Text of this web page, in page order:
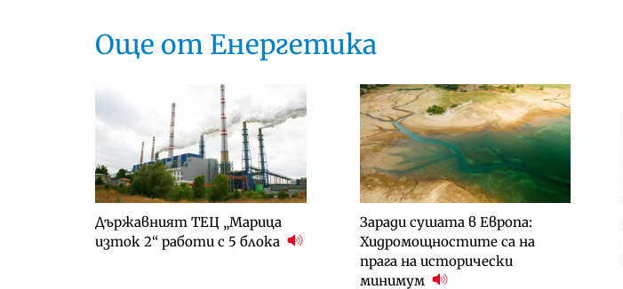
Още от Енергетика
Държавният ТЕЦ „Марица
изток 2“ работи с 5 блока
Заради сушата в Европа:
Хидромощностите са на
прага на исторически
минимум